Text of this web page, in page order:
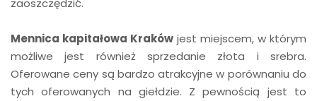
zaoszczędzić.
Mennica kapitałowa Kraków jest miejscem, w którym
możliwe jest również sprzedanie złota i srebra.
Oferowane ceny są bardzo atrakcyjne w porównaniu do
tych oferowanych na giełdzie. Z pewnością jest to